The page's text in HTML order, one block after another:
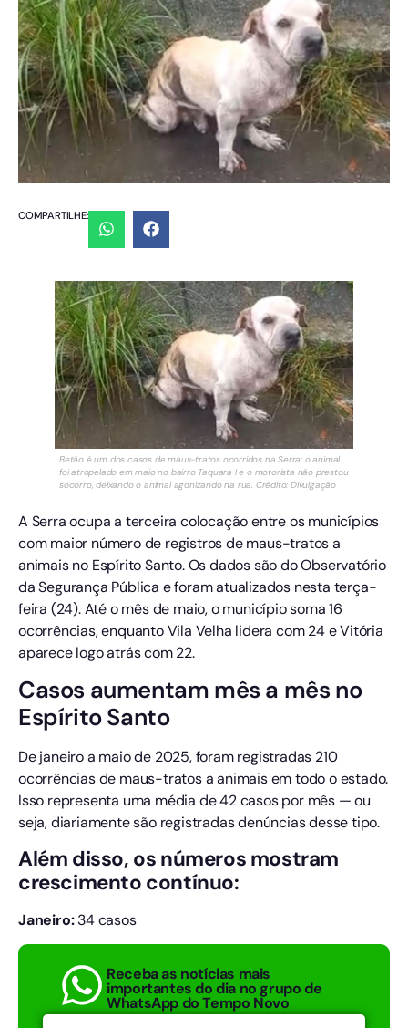
COMPARTILHE:
Betão é um dos casos de maus-tratos ocorridos na Serra: o animal
foi atropelado em maio no bairro Taquara I e o motorista não prestou
socorro, deixando o animal agonizando na rua. Crédito: Divulgação
A Serra ocupa a terceira colocação entre os municípios
com maior número de registros de maus-tratos a
animais no Espírito Santo. Os dados são do Observatório
da Segurança Pública e foram atualizados nesta terça-
feira (24). Até o mês de maio, o município soma 16
ocorrências, enquanto Vila Velha lidera com 24 e Vitória
aparece logo atrás com 22.
Casos aumentam mês a mês no
Espírito Santo
De janeiro a maio de 2025, foram registradas 210
ocorrências de maus-tratos a animais em todo o estado.
Isso representa uma média de 42 casos por mês — ou
seja, diariamente são registradas denúncias desse tipo.
Além disso, os números mostram
crescimento contínuo:
Janeiro:34 casos
Receba as notícias mais
importantes do dia no grupo de
WhatsApp do Tempo Novo